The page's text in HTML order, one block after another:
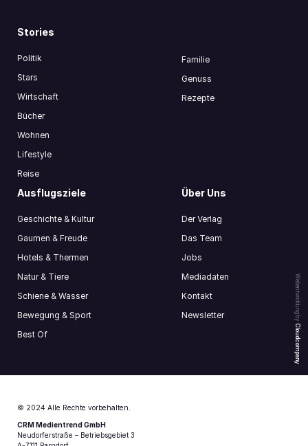
Webentwicklung by
Cloudcompany
Stories
Politik
Stars
Wirtschaft
Bücher
Wohnen
Lifestyle
Reise
Familie
Genuss
Rezepte
Ausflugsziele
Geschichte & Kultur
Gaumen & Freude
Hotels & Thermen
Natur & Tiere
Schiene & Wasser
Bewegung & Sport
Best Of
Über Uns
Der Verlag
Das Team
Jobs
Mediadaten
Kontakt
Newsletter
© 2024 Alle Rechte vorbehalten.
CRM Medientrend GmbH
Neudorferstraße – Betriebsgebiet 3